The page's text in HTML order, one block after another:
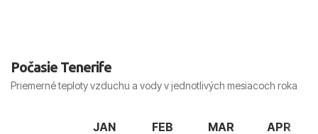
Počasie Tenerife
Priemerné teploty vzduchu a vody v jednotlivých mesiacoch roka
JAN
FEB
MAR
APR